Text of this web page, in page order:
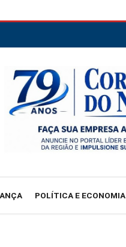
POLÍTICA E ECONOMIA